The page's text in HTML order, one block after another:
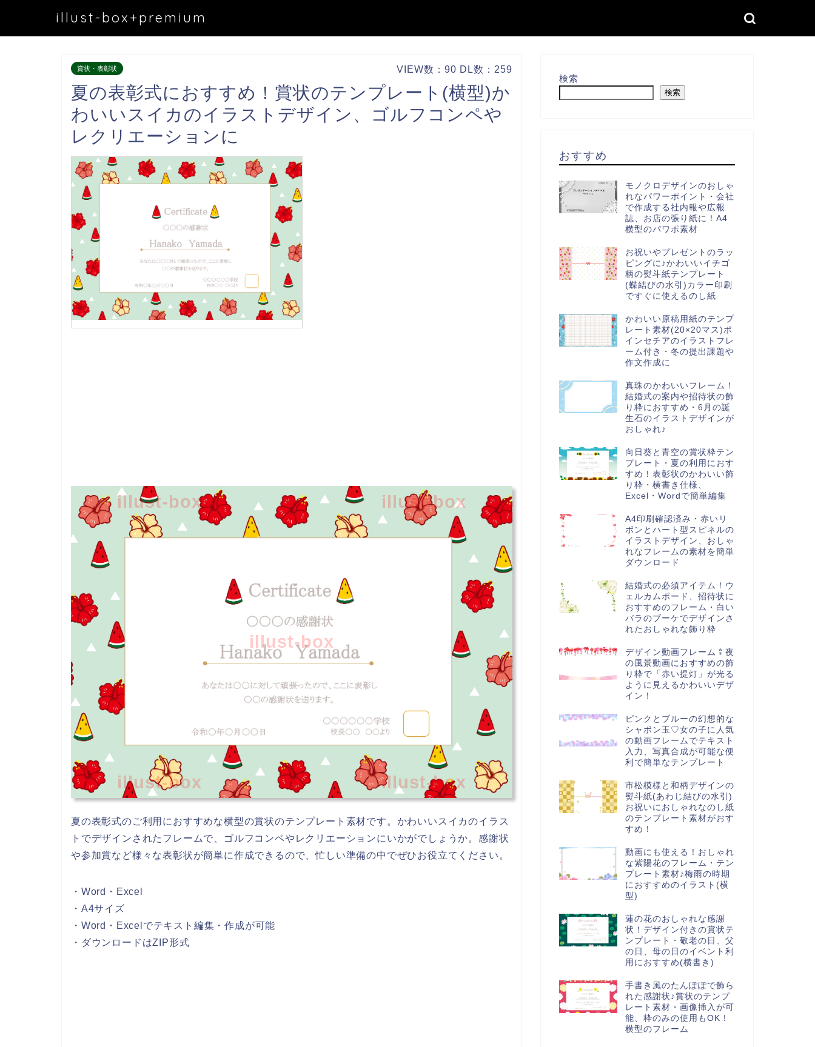
illust-box+premium
賞状・表彰状 VIEW数：90 DL数：259
夏の表彰式におすすめ！賞状のテンプレート(横型)か
わいいスイカのイラストデザイン、ゴルフコンペや
レクリエーションに
illust-box
illust-box illust-box
illust-box illust-box
夏の表彰式のご利用におすすめな横型の賞状のテンプレート素材です。かわいいスイカのイラス
トでデザインされたフレームで、ゴルフコンペやレクリエーションにいかがでしょうか。感謝状
や参加賞など様々な表彰状が簡単に作成できるので、忙しい準備の中でぜひお役立てください。
・Word・Excel
・A4サイズ
・Word・Excelでテキスト編集・作成が可能
・ダウンロードはZIP形式
検索
検索
おすすめ
モノクロデザインのおしゃ
れなパワーポイント・会社
で作成する社内報や広報
誌、お店の張り紙に！A4
横型のパワポ素材
お祝いやプレゼントのラッ
ピングに♪かわいいイチゴ
柄の熨斗紙テンプレート
(蝶結びの水引)カラー印刷
ですぐに使えるのし紙
かわいい原稿用紙のテンプ
レート素材(20×20マス)ポ
インセチアのイラストフレ
ーム付き・冬の提出課題や
作文作成に
真珠のかわいいフレーム！
結婚式の案内や招待状の飾
り枠におすすめ・6月の誕
生石のイラストデザインが
おしゃれ♪
向日葵と青空の賞状枠テン
プレート・夏の利用におす
すめ！表彰状のかわいい飾
り枠・横書き仕様、
Excel・Wordで簡単編集
A4印刷確認済み・赤いリ
ボンとハート型スピネルの
イラストデザイン、おしゃ
れなフレームの素材を簡単
ダウンロード
結婚式の必須アイテム！ウ
ェルカムボード、招待状に
おすすめのフレーム・白い
バラのブーケでデザインさ
れたおしゃれな飾り枠
デザイン動画フレーム⁑夜
の風景動画におすすめの飾
り枠で「赤い提灯」が光る
ように見えるかわいいデザ
イン！
ピンクとブルーの幻想的な
シャボン玉♡女の子に人気
の動画フレームでテキスト
入力、写真合成が可能な便
利で簡単なテンプレート
市松模様と和柄デザインの
熨斗紙(あわじ結びの水引)
お祝いにおしゃれなのし紙
のテンプレート素材がおす
すめ！
動画にも使える！おしゃれ
な紫陽花のフレーム・テン
プレート素材♪梅雨の時期
におすすめのイラスト(横
型)
蓮の花のおしゃれな感謝
状！デザイン付きの賞状テ
ンプレート・敬老の日、父
の日、母の日のイベント利
用におすすめ(横書き)
手書き風のたんぽぽで飾ら
れた感謝状♪賞状のテンプ
レート素材・画像挿入が可
能、枠のみの使用もOK！
横型のフレーム